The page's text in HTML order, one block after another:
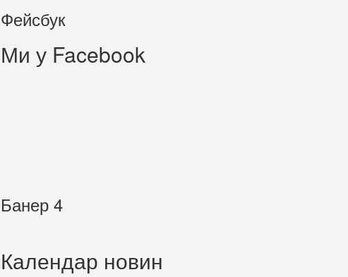
Фейсбук
Ми у Facebook
Банер 4
Календар новин